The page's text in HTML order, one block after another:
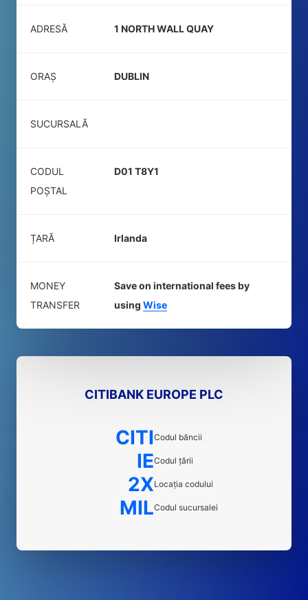
ADRESĂ 1 NORTH WALL QUAY
ORAȘ DUBLIN
SUCURSALĂ
CODUL
POŞTAL
D01 T8Y1
ȚARĂ Irlanda
MONEY
TRANSFER
Save on international fees by
using Wise
CITIBANK EUROPE PLC
CITICodul băncii
IECodul țării
2XLocația codului
MILCodul sucursalei